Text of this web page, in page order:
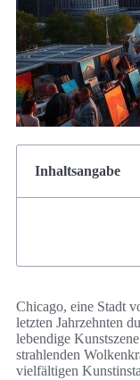
Inhaltsangabe
Chicago, eine Stadt
letzten Jahrzehnten
lebendige
strahlenden
vielfältigen